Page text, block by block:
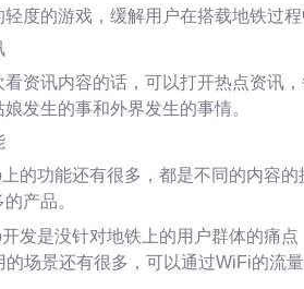
度的游戏，缓解用户在搭载地铁过
资讯内容的话，可以打开热点资讯
发生的事和外界发生的事情。
的功能还有很多，都是不同的内容
产品。
发是没针对地铁上的用户群体的痛
场景还有很多，可以通过WiFi的流